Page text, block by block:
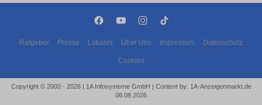
Ratgeber Presse Lokales Über Uns Impressum Datenschutz
Cookies
Copyright © 2000 - 2026 | 1A Infosysteme GmbH | Content by: 1A-Anzeigenmarkt.de
08.08.2026